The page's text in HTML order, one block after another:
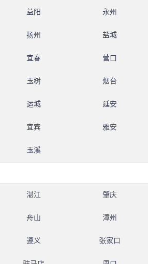
益阳 永州
扬州 盐城
宜春 营口
玉树 烟台
运城 延安
宜宾 雅安
玉溪
湛江 肇庆
舟山 漳州
遵义 张家口